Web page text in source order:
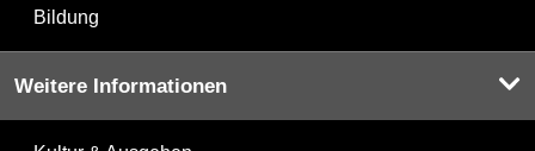
Bildung
Weitere Informationen